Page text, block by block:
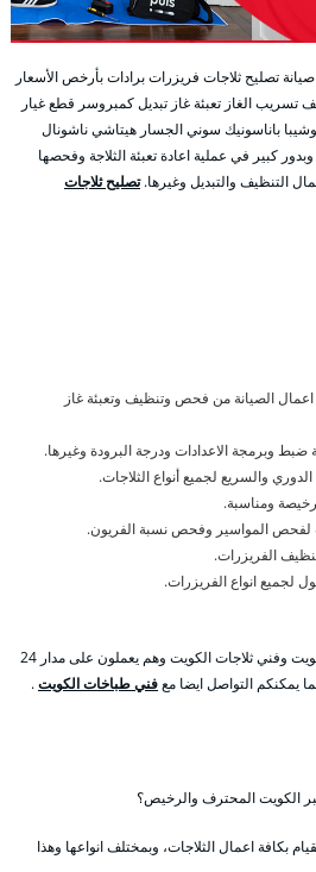
تصليح ثلاجات فريزرات برادات بأرخص الأسعار
تسريب الغاز تعبئة غاز تبديل كمبروسر قطع غيار
باناسونيك سوني الجسار هيتاشي ناشونال
كبير في عملية اعادة تعبئة الثلاجة وفحصها
التنظيف والتبديل وغيرها.تصليح ثلاجات
اعمال الصيانة من فحص وتنظيف وتعبئة غاز
ضبط وبرمجة الاعدادات ودرجة البرودة وغيرها.
والسريع لجميع أنواع الثلاجات.
ومناسبة.
لفحص المواسير وفحص نسبة الفريون.
الفريزرات.
لجميع انواع الفريزرات.
اضافة الى اننا نوفر فني غسالات الكويت وفني ثلاجات الكويت وهم يعملون على مدار 24
يمكنكم التواصل ايضا معفني طباخات الكويت.
الكويت المحترف والرخيص؟
بكافة اعمال الثلاجات، وبمختلف انواعها وهذا